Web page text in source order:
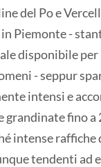
del Po e
Piemonte -
disponibile
- seppur
intensi e
grandinate fino
intense raffiche
tendenti ad